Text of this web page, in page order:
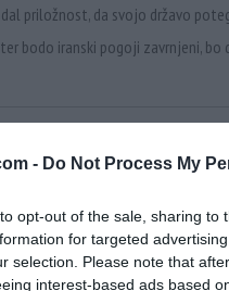
- Do Not Process My
opt-out of the sale, sharing
for targeted
selection. Please note that
interest-based ads based
priložnost, da svojo državo
bodo iranski pogoji zavrnjeni, bo
piratstva
se bo kmalu soočilo
visoki